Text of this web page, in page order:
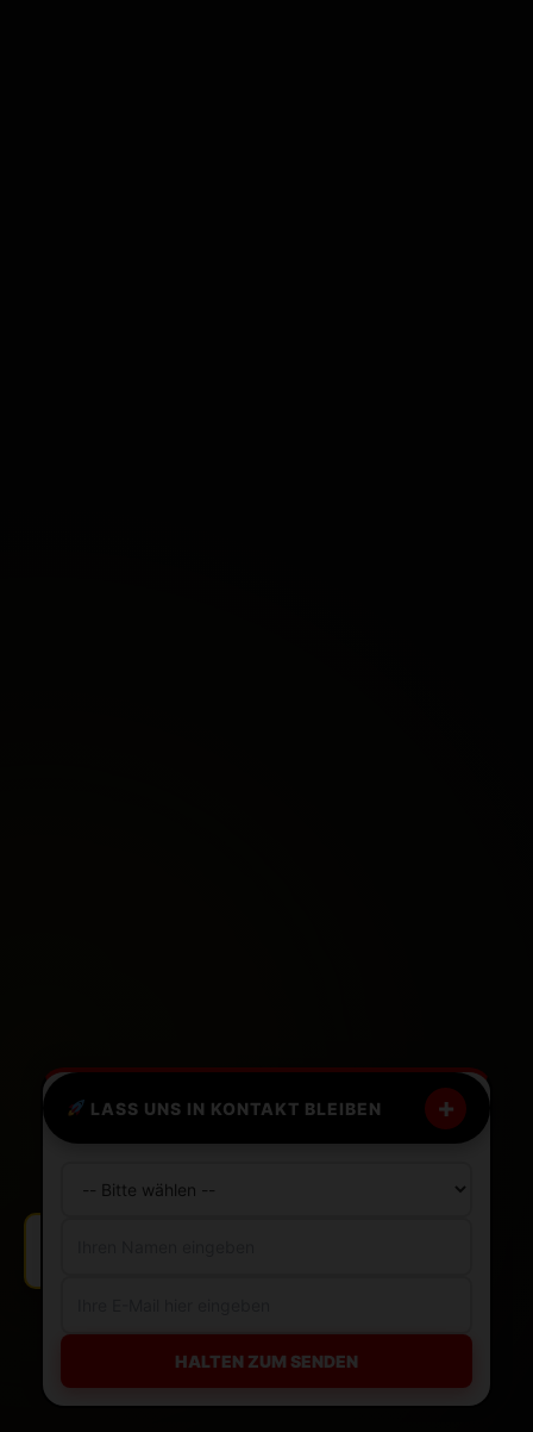
LASS UNS IN KONTAKT BLEIBEN +
HALTEN ZUM SENDEN